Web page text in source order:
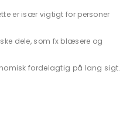
er især vigtigt for personer
dele, som fx blæsere og
fordelagtig på lang sigt.